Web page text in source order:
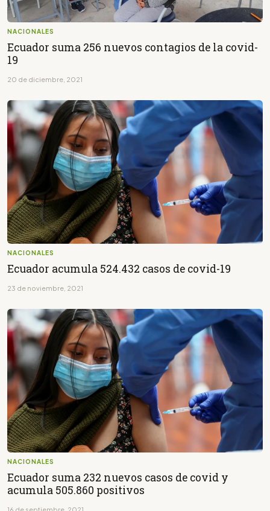
NACIONALES
Ecuador suma 256 nuevos contagios de la covid-
19
20 de diciembre, 2021
NACIONALES
Ecuador acumula 524.432 casos de covid-19
23 de noviembre, 2021
NACIONALES
Ecuador suma 232 nuevos casos de covid y
acumula 505.860 positivos
16 de septiembre, 2021